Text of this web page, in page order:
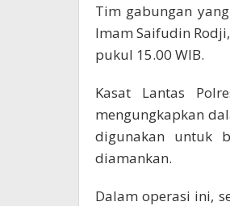
Tim gabungan
Imam Saifudin
pukul 15.00 WIB.
Kasat Lantas
mengungkapkan
digunakan untuk
diamankan.
Dalam operasi ini,